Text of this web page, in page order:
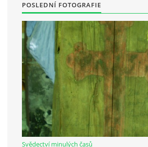
IČ: 498 28 614
Kontaktní osoba:
Mgr. Miroslava Cinkeisová
723 967 851
Mirkaci@email.cz
© 2026 eStránky.cz |
POSLEDNÍ FOTOGRAFIE
Svědectví minulých časů